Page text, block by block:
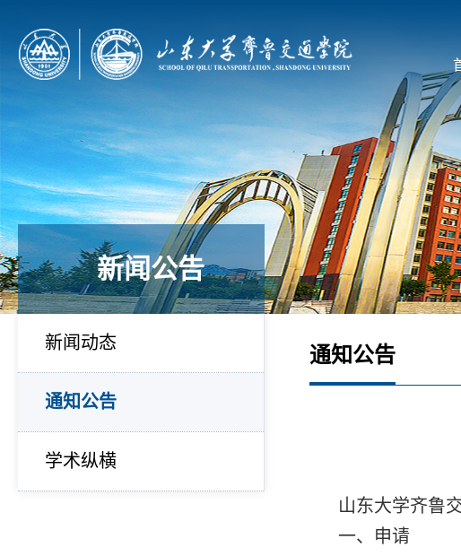
新闻公告
新闻动态
通知公告
学术纵横
通知公告
山东大学齐鲁
一、申请